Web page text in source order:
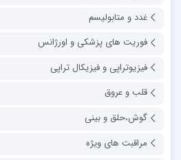
غدد و متابولیسم
فوریت های پزشکی و اورژانس
فیزیوتراپی و فیزیکال تراپی
قلب و عروق
گوش،حلق و بینی
مراقبت های ویژه